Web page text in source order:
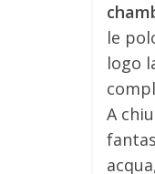
le
logo
A